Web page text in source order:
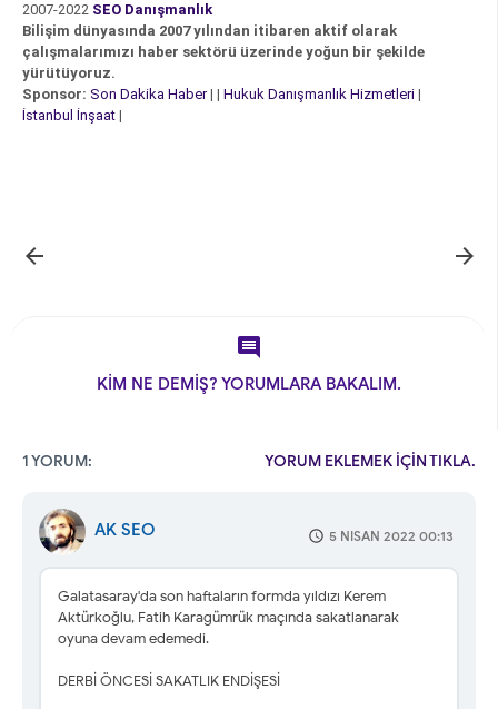
2007-2022 SEO Danışmanlık
Bilişim dünyasında 2007 yılından itibaren aktif olarak
çalışmalarımızı haber sektörü üzerinde yoğun bir şekilde
yürütüyoruz.
Sponsor: Son Dakika Haber| | Hukuk Danışmanlık Hizmetleri |
İstanbul İnşaat |
 

KİM NE DEMİŞ? YORUMLARA BAKALIM.
YORUM EKLEMEK İÇİN TIKLA.
1 YORUM:
AK SEO 5 NISAN 2022 00:13
Galatasaray'da son haftaların formda yıldızı Kerem
Aktürkoğlu, Fatih Karagümrük maçında sakatlanarak
oyuna devam edemedi.
DERBİ ÖNCESİ SAKATLIK ENDİŞESİ